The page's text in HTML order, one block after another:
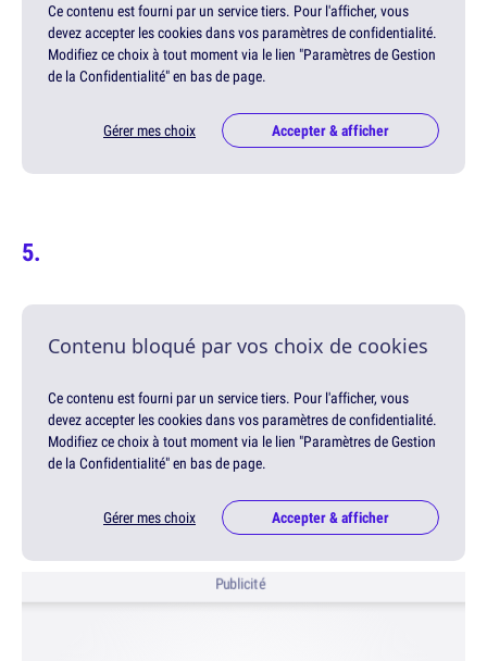
Ce contenu est fourni par un service tiers. Pour l'afficher, vous
devez accepter les cookies dans vos paramètres de confidentialité.
Modifiez ce choix à tout moment via le lien "Paramètres de Gestion
de la Confidentialité" en bas de page.
Gérer mes choix Accepter & afficher
Contenu bloqué par vos choix de cookies
Ce contenu est fourni par un service tiers. Pour l'afficher, vous
devez accepter les cookies dans vos paramètres de confidentialité.
Modifiez ce choix à tout moment via le lien "Paramètres de Gestion
de la Confidentialité" en bas de page.
Gérer mes choix Accepter & afficher
Publicité